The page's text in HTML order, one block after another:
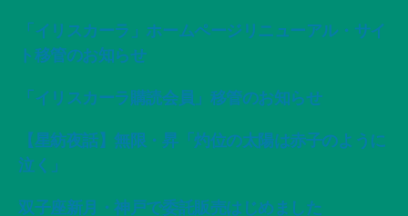
「イリスカーラ」ホームページリニューアル・サイ
ト移管のお知らせ
「イリスカーラ購読会員」移管のお知らせ
【星紡夜話】無限・昇「灼位の太陽は赤子のように
泣く」
双子座新月・神戸で委託販売はじめました